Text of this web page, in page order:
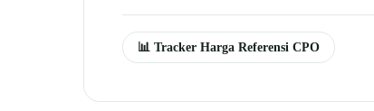
📊 Tracker Harga Referensi CPO